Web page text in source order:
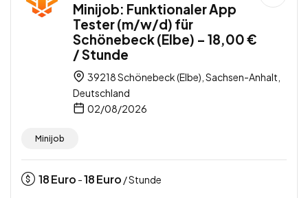
Minijob: Funktionaler App
Tester (m/w/d) für
Schönebeck (Elbe) – 18,00 €
/ Stunde
39218 Schönebeck (Elbe), Sachsen-Anhalt,
Deutschland
02/08/2026
Minijob
18Euro -18Euro / Stunde